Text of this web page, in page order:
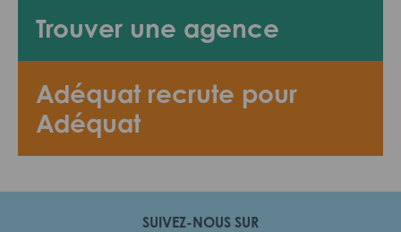
Trouver une agence
Adéquat recrute pour
Adéquat
SUIVEZ-NOUS SUR